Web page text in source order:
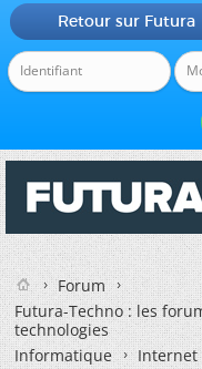
Retour sur Futura
Forum
Futura-Techno : les
technologies
Informatique
Internet